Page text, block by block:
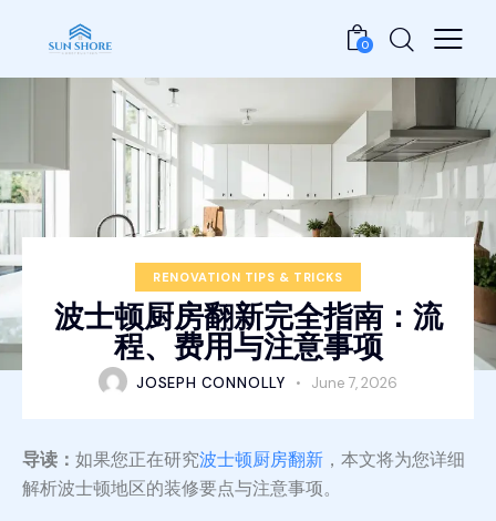
0
RENOVATION TIPS & TRICKS
波士顿厨房翻新完全指南：流
程、费用与注意事项
JOSEPH CONNOLLY June 7, 2026
导读： 如果您正在研究波士顿厨房翻新 ，本文将为您详细
解析波士顿地区的装修要点与注意事项。